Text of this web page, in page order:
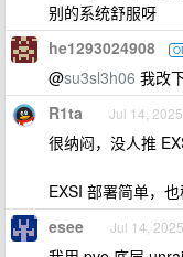
别的系统舒服呀
he1293024908
@su3sl3h06 我改
R1ta Jul 14, 2025
很纳闷，没人推
EXSI 部署简单，
esee Jul 14, 2025